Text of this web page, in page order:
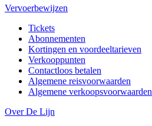
Vervoerbewijzen
Tickets
Abonnementen
Kortingen en voordeeltarieven
Verkooppunten
Contactloos betalen
Algemene reisvoorwaarden
Algemene verkoopsvoorwaarden
Over De Lijn